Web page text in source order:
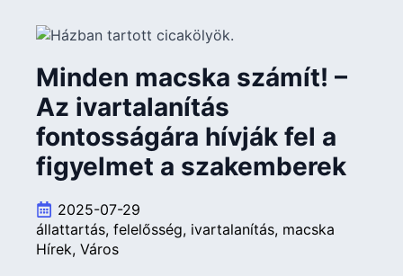
Minden macska számít! –
Az ivartalanítás
fontosságára hívják fel a
figyelmet a szakemberek
2025-07-29
állattartás felelősség ivartalanítás macska
Hírek Város